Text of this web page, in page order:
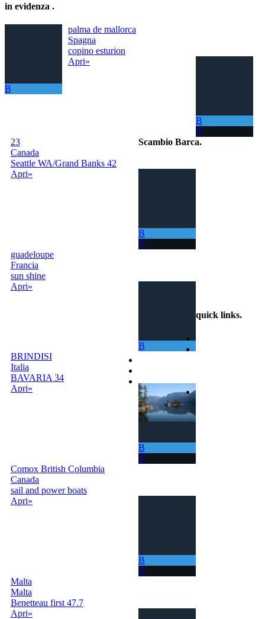
in evidenza .
B
palma de mallorca
Spagna
copino esturion
Apri»
B
V
23
Canada
Seattle WA/Grand Banks 42
Apri»
B
V
guadeloupe
Francia
sun shine
Apri»
B
BRINDISI
Italia
BAVARIA 34
Apri»
B
V
Comox British Columbia
Canada
sail and power boats
Apri»
B
V
Malta
Malta
Benetteau first 47.7
Apri»
Scambio Barca.
quick links.